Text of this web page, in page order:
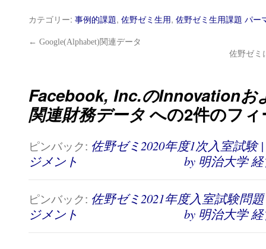
カテゴリー: 事例的課題, 佐野ゼミ生用, 佐野ゼミ生用課題 パー
← Google(Alphabet)関連データ
佐野ゼミ
Facebook, Inc.のInnovationお
関連財務データへの2件のフ
ピンバック: 佐野ゼミ2020年度1次入室試
ジメント by 明治大学 経営学
ピンバック: 佐野ゼミ2021年度入室試験問
ジメント by 明治大学 経営学